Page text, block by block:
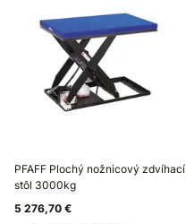
PFAFF Plochý nožnicový zdvíhací
stôl 3000kg
5 276,70 €